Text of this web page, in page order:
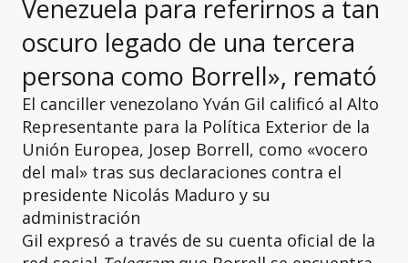
Venezuela para referirnos a tan
oscuro legado de una tercera
persona como Borrell», remató
El canciller venezolano Yván Gil calificó al Alto
Representante para la Política Exterior de la
Unión Europea, Josep Borrell, como «vocero
del mal» tras sus declaraciones contra el
presidente Nicolás Maduro y su
administración
Gil expresó a través de su cuenta oficial de la